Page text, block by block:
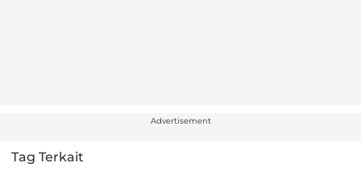
Advertisement
Tag Terkait